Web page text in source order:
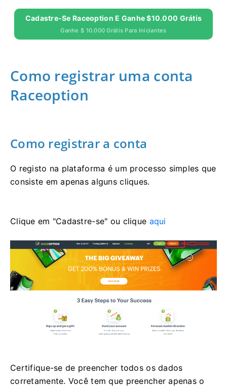
Cadastre-Se Raceoption E Ganhe $10.000 Grátis
Ganhe $ 10.000 Grátis Para Iniciantes
Como registrar uma conta
Raceoption
Como registrar a conta
O registo na plataforma é um processo simples que
consiste em apenas alguns cliques.
Clique em "Cadastre-se" ou clique aqui
Certifique-se de preencher todos os dados
corretamente. Você tem que preencher apenas o